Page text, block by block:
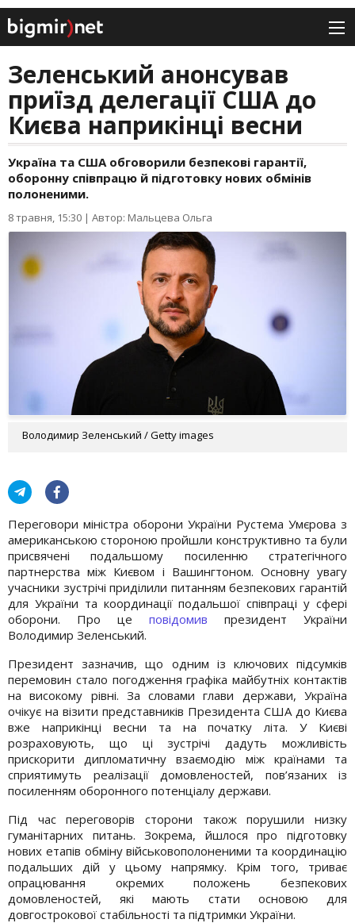
Зеленський анонсував
приїзд делегації США до
Києва наприкінці весни
Україна та США обговорили безпекові гарантії,
оборонну співпрацю й підготовку нових обмінів
полоненими.
8 травня, 15:30 | Автор: Мальцева Ольга
Володимир Зеленський / Getty images
Переговори міністра оборони України Рустема Умєрова з
американською стороною пройшли конструктивно та були
присвячені подальшому посиленню стратегічного
партнерства між Києвом і Вашингтоном. Основну увагу
учасники зустрічі приділили питанням безпекових гарантій
для України та координації подальшої співпраці у сфері
оборони. Про це повідомив президент України
Володимир Зеленський.
Президент зазначив, що одним із ключових підсумків
перемовин стало погодження графіка майбутніх контактів
на високому рівні. За словами глави держави, Україна
очікує на візити представників Президента США до Києва
вже наприкінці весни та на початку літа. У Києві
розраховують, що ці зустрічі дадуть можливість
прискорити дипломатичну взаємодію між країнами та
сприятимуть реалізації домовленостей, пов’язаних із
посиленням оборонного потенціалу держави.
Під час переговорів сторони також порушили низку
гуманітарних питань. Зокрема, йшлося про підготовку
нових етапів обміну військовополоненими та координацію
подальших дій у цьому напрямку. Крім того, триває
опрацювання окремих положень безпекових
домовленостей, які мають стати основою для
довгострокової стабільності та підтримки України.